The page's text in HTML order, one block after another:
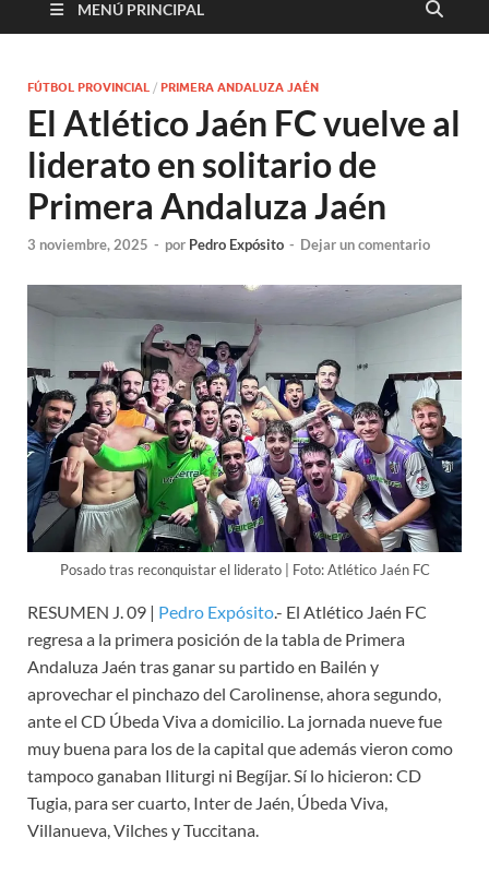
MENÚ PRINCIPAL
FÚTBOL PROVINCIAL / PRIMERA ANDALUZA JAÉN
El Atlético Jaén FC vuelve al
liderato en solitario de
Primera Andaluza Jaén
3 noviembre, 2025 - por Pedro Expósito - Dejar un comentario
Posado tras reconquistar el liderato | Foto: Atlético Jaén FC
RESUMEN J. 09 | Pedro Expósito.- El Atlético Jaén FC
regresa a la primera posición de la tabla de Primera
Andaluza Jaén tras ganar su partido en Bailén y
aprovechar el pinchazo del Carolinense, ahora segundo,
ante el CD Úbeda Viva a domicilio. La jornada nueve fue
muy buena para los de la capital que además vieron como
tampoco ganaban Iliturgi ni Begíjar. Sí lo hicieron: CD
Tugia, para ser cuarto, Inter de Jaén, Úbeda Viva,
Villanueva, Vilches y Tuccitana.